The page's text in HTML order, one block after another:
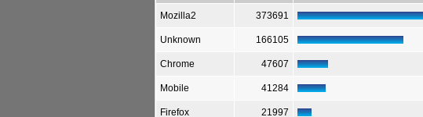
Mozilla2 373691
Unknown 166105
Chrome 47607
Mobile 41284
Firefox 21997